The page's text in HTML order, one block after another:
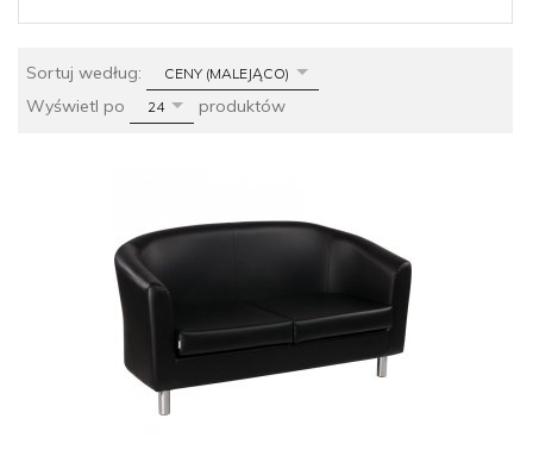
Sortuj według: sortCENY (MALEJĄCO)
Wyświetl po pop
24 produktów